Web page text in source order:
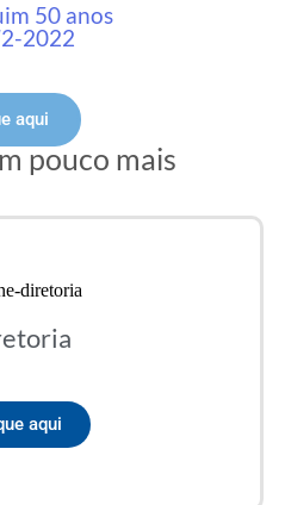
aqui
50 anos
2022
pouco mais
aqui